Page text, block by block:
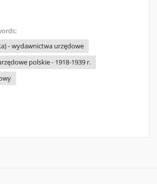
- wydawnictwa urzędowe
polskie - 1918-1939 r.